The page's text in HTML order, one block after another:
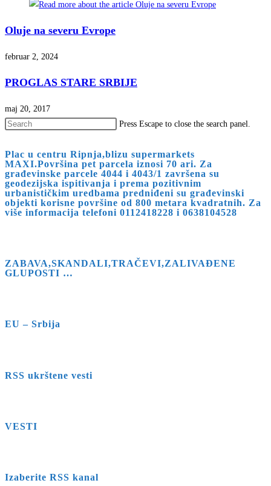
Oluje na severu Evrope
februar 2, 2024
PROGLAS STARE SRBIJE
maj 20, 2017
Press Escape to close the search panel.
Plac u centru Ripnja,blizu supermarkets
MAXI.Površina pet parcela iznosi 70 ari. Za
građevinske parcele 4044 i 4043/1 završena su
geodezijska ispitivanja i prema pozitivnim
urbanističkim uredbama predniđeni su građevinski
objekti korisne površine od 800 metara kvadratnih. Za
više informacija telefoni 0112418228 i 0638104528
ZABAVA,SKANDALI,TRAČEVI,ZALIVAĐENE
GLUPOSTI …
EU – Srbija
RSS ukrštene vesti
VESTI
Izaberite RSS kanal